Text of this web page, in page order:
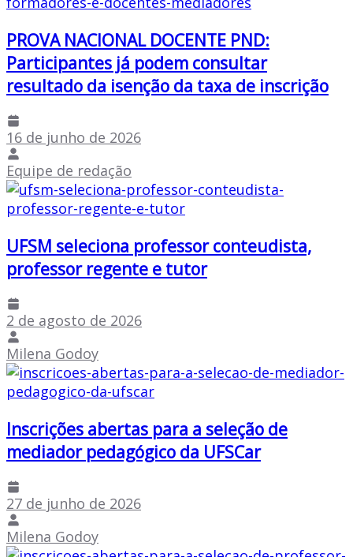
PROVA NACIONAL DOCENTE PND:
Participantes já podem consultar
resultado da isenção da taxa de inscrição
16 de junho de 2026
Equipe de redação
UFSM seleciona professor conteudista,
professor regente e tutor
2 de agosto de 2026
Milena Godoy
Inscrições abertas para a seleção de
mediador pedagógico da UFSCar
27 de junho de 2026
Milena Godoy